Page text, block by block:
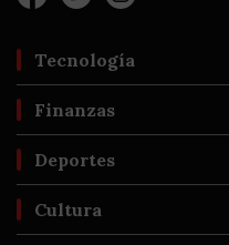
Tecnología
Finanzas
Deportes
Cultura